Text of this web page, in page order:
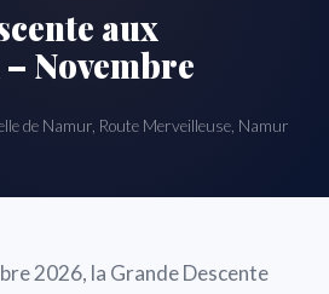
aux
Novembre
de Namur, Route Merveilleuse, Namur
2026, la Grande Descente